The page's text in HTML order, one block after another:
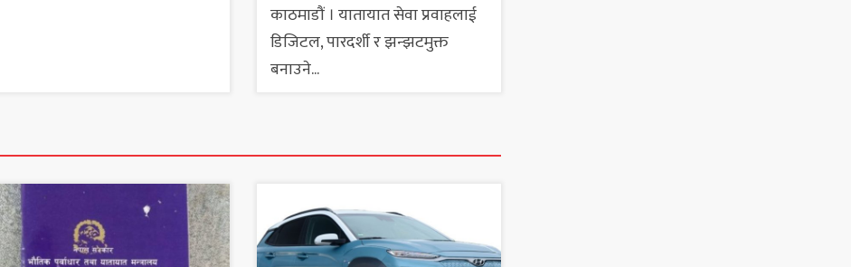
काठमाडौं । यातायात सेवा प्रवाहलाई
डिजिटल, पारदर्शी र झन्झटमुक्त
बनाउने...